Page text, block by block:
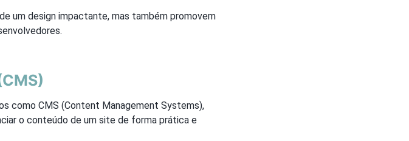
um design impactante, mas também promovem
como CMS (Content Management Systems),
o conteúdo de um site de forma prática e